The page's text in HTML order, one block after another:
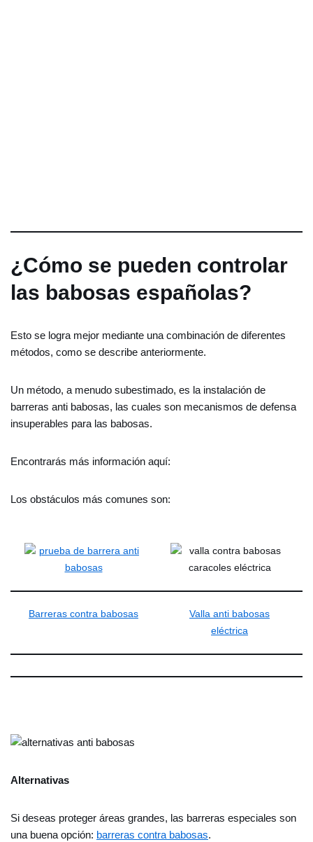
¿Cómo se pueden controlar
las babosas españolas?
Esto se logra mejor mediante una combinación de diferentes
métodos, como se describe anteriormente.
Un método, a menudo subestimado, es la instalación de
barreras anti babosas, las cuales son mecanismos de defensa
insuperables para las babosas.
Encontrarás más información aquí:
Los obstáculos más comunes son:
Barreras contra babosas
Valla anti babosas
eléctrica
Alternativas
Si deseas proteger áreas grandes, las barreras especiales son
una buena opción: barreras contra babosas.